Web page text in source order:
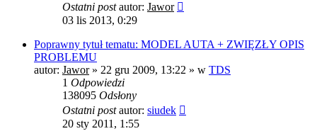
Ostatni postautor: Jawor
03 lis 2013, 0:29
Poprawny tytuł tematu: MODEL AUTA + ZWIĘZŁY OPIS
PROBLEMU
autor: Jawor» 22 gru 2009, 13:22 » w TDS
1 Odpowiedzi
138095 Odsłony
Ostatni postautor: siudek
20 sty 2011, 1:55